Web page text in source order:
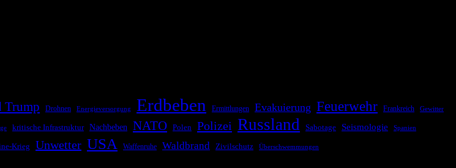
Trump Drohnen Energieversorgung Erdbeben Ermittlungen Evakuierung Feuerwehr Frankreich Gewitter
kritische Infrastruktur Nachbeben NATO Polen Polizei Russland Sabotage Seismologie Spanien
Krieg Unwetter USA Waffenruhe Waldbrand Zivilschutz Überschwemmungen